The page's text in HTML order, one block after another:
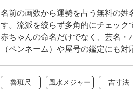
名前の画数から運勢を占う無料の姓
す。流派を絞らず多角的にチェック
赤ちゃんの命名だけでなく、芸名・
（ペンネーム）や屋号の鑑定にも対
魯班尺 風水メジャー 吉寸法